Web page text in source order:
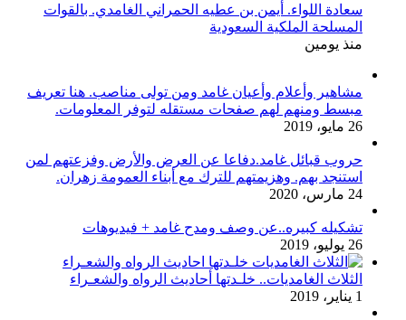
سعادة اللواء. أيمن بن عطيه الحمراني الغامدي. بالقوات
المسلحة الملكية السعودية
منذ يومين
مشاهير وأعلام وأعيان غامد ومن تولى مناصب. هنا تعريف
مبسط ومنهم لهم صفحات مستقله لتوفر المعلومات.
26 مايو، 2019
حروب قبائل غامد.دفاعا عن العرض والأرض وفزعتهم لمن
استنجد بهم. وهزيمتهم للترك مع أبناء العمومة زهران.
24 مارس، 2020
تشكيله كبيره..عن وصف ومدح غامد + فيديوهات
26 يوليو، 2019
الثلاث الغامديات.. خلـدتها أحاديث الرواه والشعـراء
1 يناير، 2019